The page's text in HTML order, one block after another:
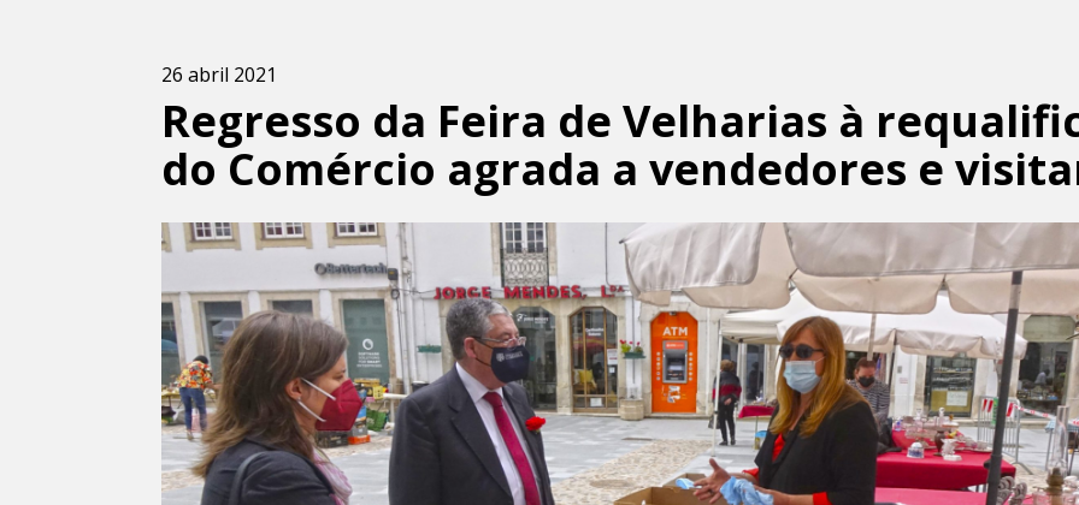
26 abril 2021
Regresso da Feira de Velharias à
do Comércio agrada a vendedores e